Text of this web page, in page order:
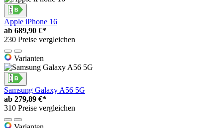
Apple iPhone 16
ab 689,90 €*
230 Preise vergleichen
Varianten
Samsung Galaxy A56 5G
ab 279,89 €*
310 Preise vergleichen